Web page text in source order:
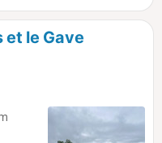
et le Gave